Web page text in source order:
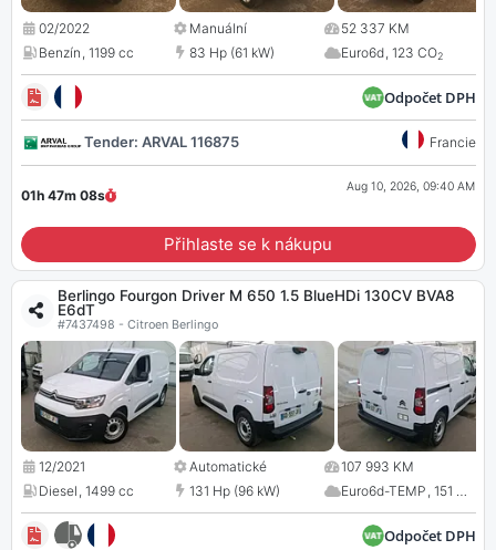
02/2022 Manuální
52 337 KM
Benzín, 1199 cc 83 Hp (61 kW) Euro6d, 123 CO2
Odpočet DPH
Tender: ARVAL 116875 Francie
01h 47m 07s
Aug 10, 2026, 09:40 AM
Přihlaste se k nákupu
Berlingo Fourgon Driver M 650 1.5 BlueHDi 130CV BVA8
E6dT
#7437498 - Citroen Berlingo
12/2021 Automatické
107 993 KM
Diesel, 1499 cc 131 Hp (96 kW) Euro6d-TEMP, 151 CO
Odpočet DPH